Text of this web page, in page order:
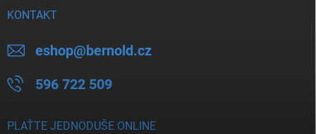
KONTAKT
eshop@bernold.cz
596 722 509
PLAŤTE JEDNODUŠE ONLINE